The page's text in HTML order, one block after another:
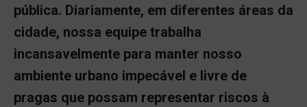
pública. Diariamente, em diferentes áreas da
cidade, nossa equipe trabalha
incansavelmente para manter nosso
ambiente urbano impecável e livre de
pragas que possam representar riscos à